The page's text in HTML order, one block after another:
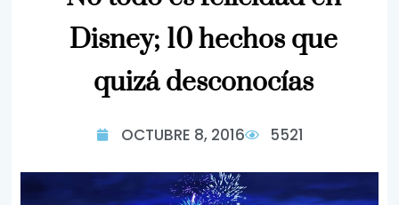
Disney; 10 hechos que
quizá desconocías
OCTUBRE 8, 2016 5521